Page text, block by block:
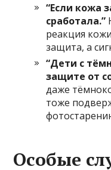
“Если кожа
сработала.”
реакция
защита, а
“Дети с
защите от
даже
тоже
Особые